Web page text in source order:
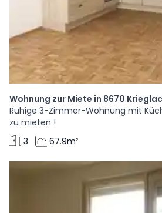
Wohnung zur Miete in 8670
Ruhige 3-Zimmer-Wohnung mit
zu mieten !
3
67.9m²